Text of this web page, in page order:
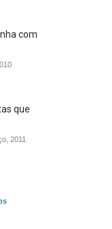
com
que
2011